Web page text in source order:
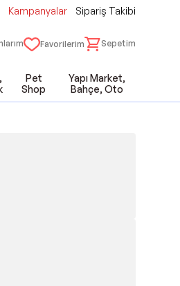
Kampanyalar Sipariş Takibi
Favorilerim Sepetim
Pet
Shop
Yapı Market,
Bahçe, Oto